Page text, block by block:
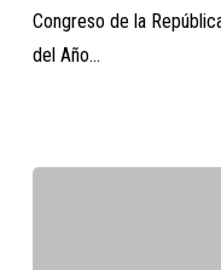
Congreso de la
del Año…